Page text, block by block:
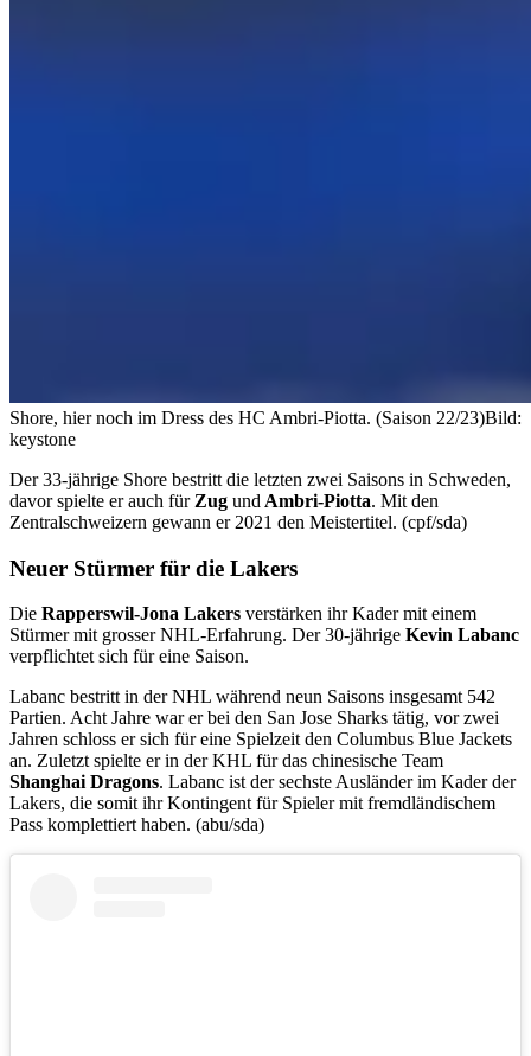
Shore, hier noch im Dress des HC Ambri-Piotta. (Saison 22/23)Bild:
keystone
Der 33-jährige Shore bestritt die letzten zwei Saisons in Schweden,
davor spielte er auch für Zug und Ambri-Piotta. Mit den
Zentralschweizern gewann er 2021 den Meistertitel. (cpf/sda)
Neuer Stürmer für die Lakers
Die Rapperswil-Jona Lakers verstärken ihr Kader mit einem
Stürmer mit grosser NHL-Erfahrung. Der 30-jährige Kevin Labanc
verpflichtet sich für eine Saison.
Labanc bestritt in der NHL während neun Saisons insgesamt 542
Partien. Acht Jahre war er bei den San Jose Sharks tätig, vor zwei
Jahren schloss er sich für eine Spielzeit den Columbus Blue Jackets
an. Zuletzt spielte er in der KHL für das chinesische Team
Shanghai Dragons. Labanc ist der sechste Ausländer im Kader der
Lakers, die somit ihr Kontingent für Spieler mit fremdländischem
Pass komplettiert haben. (abu/sda)